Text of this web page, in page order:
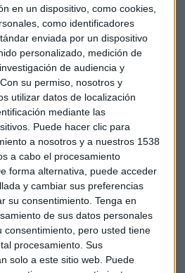
en un dispositivo, como cookies,
como identificadores
enviada por un dispositivo
personalizado, medición de
de audiencia y
Con su permiso, nosotros y
utilizar datos de localización
mediante las
Puede hacer clic para
a nosotros y a nuestros 1538
a cabo el procesamiento
forma alternativa, puede acceder
y cambiar sus preferencias
su consentimiento. Tenga en
de sus datos personales
consentimiento, pero usted tiene
procesamiento. Sus
solo a este sitio web. Puede
Renault advierte de
sigue siendo volátil, reduce
fija un objetivo de menor margen
crisis en el que quiere reiniciar
Nissan.
pérdidas en una década
con fuertes caídas los títulos de la
(-5%) tras presentar resultados
y advertir de los efectos del
mercado, China. Sin embarto,
hasta -0,4%.
del banco
su nueva estrategia:-reducirá